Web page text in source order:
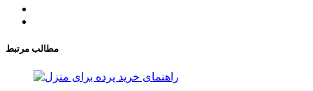
مطالب مرتبط